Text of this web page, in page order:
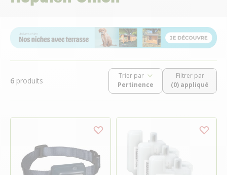
6 produits
Trier par
Filtrer par
(0) appliqué